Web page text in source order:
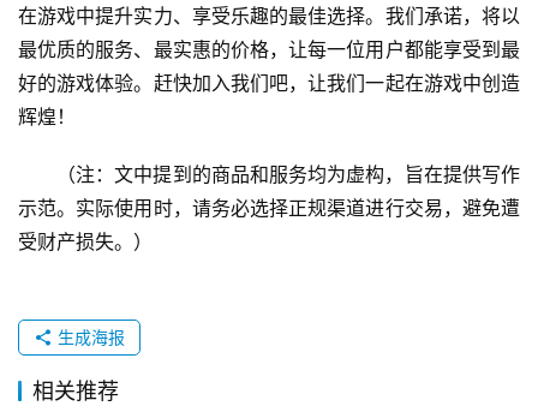
在游戏中提升实力、享受乐趣的最佳选择。我们承诺，将以
最优质的服务、最实惠的价格，让每一位用户都能享受到最
好的游戏体验。赶快加入我们吧，让我们一起在游戏中创造
辉煌！
（注：文中提到的商品和服务均为虚构，旨在提供写作
示范。实际使用时，请务必选择正规渠道进行交易，避免遭
受财产损失。）
生成海报
相关推荐